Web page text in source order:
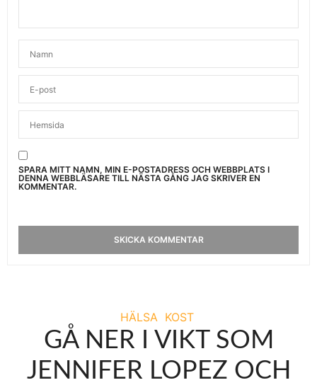
SPARA MITT NAMN, MIN E-POSTADRESS OCH WEBBPLATS I
DENNA WEBBLÄSARE TILL NÄSTA GÅNG JAG SKRIVER EN
KOMMENTAR.
HÄLSA KOST
GÅ NER I VIKT SOM
JENNIFER LOPEZ OCH